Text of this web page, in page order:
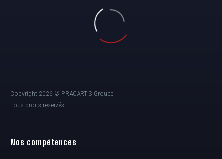
Copyright 2026 © PRACARTIS Groupe
Tous droits réservés.
Nos compétences